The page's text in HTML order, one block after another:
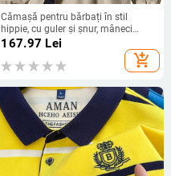
Cămașă pentru bărbați în stil
hippie, cu guler și șnur, mâneci
lungi, primăvară-vară 2025
167.97 Lei
add_shopping_cart